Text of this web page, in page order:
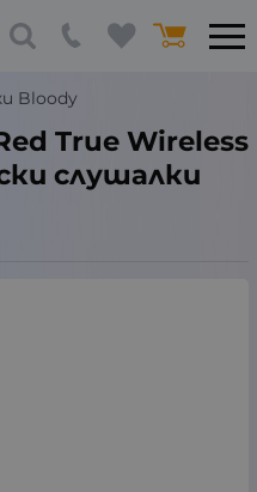
Bloody
True Wireless
слушалки